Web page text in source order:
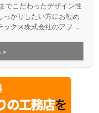
かりしたい方にお勧め
クス株式会社のアフタ
知識に長けた精鋭が確
す。